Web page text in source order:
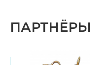
ПАРТНЁРЫ